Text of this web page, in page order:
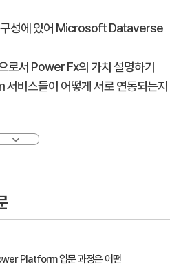
구성에 있어 Microsoft Dataverse
로서 Power Fx의 가치 설명하기
비스들이 어떻게 서로 연동되는지
을 사용하여 비즈니스 솔
비즈니스 솔루션이
Platform 입문 과정은 어떤